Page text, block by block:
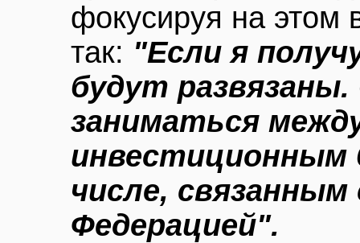
фокусируя на этом
так: "Если я
будут
заниматься
инвестиционным
числе, связанным
Федерацией".